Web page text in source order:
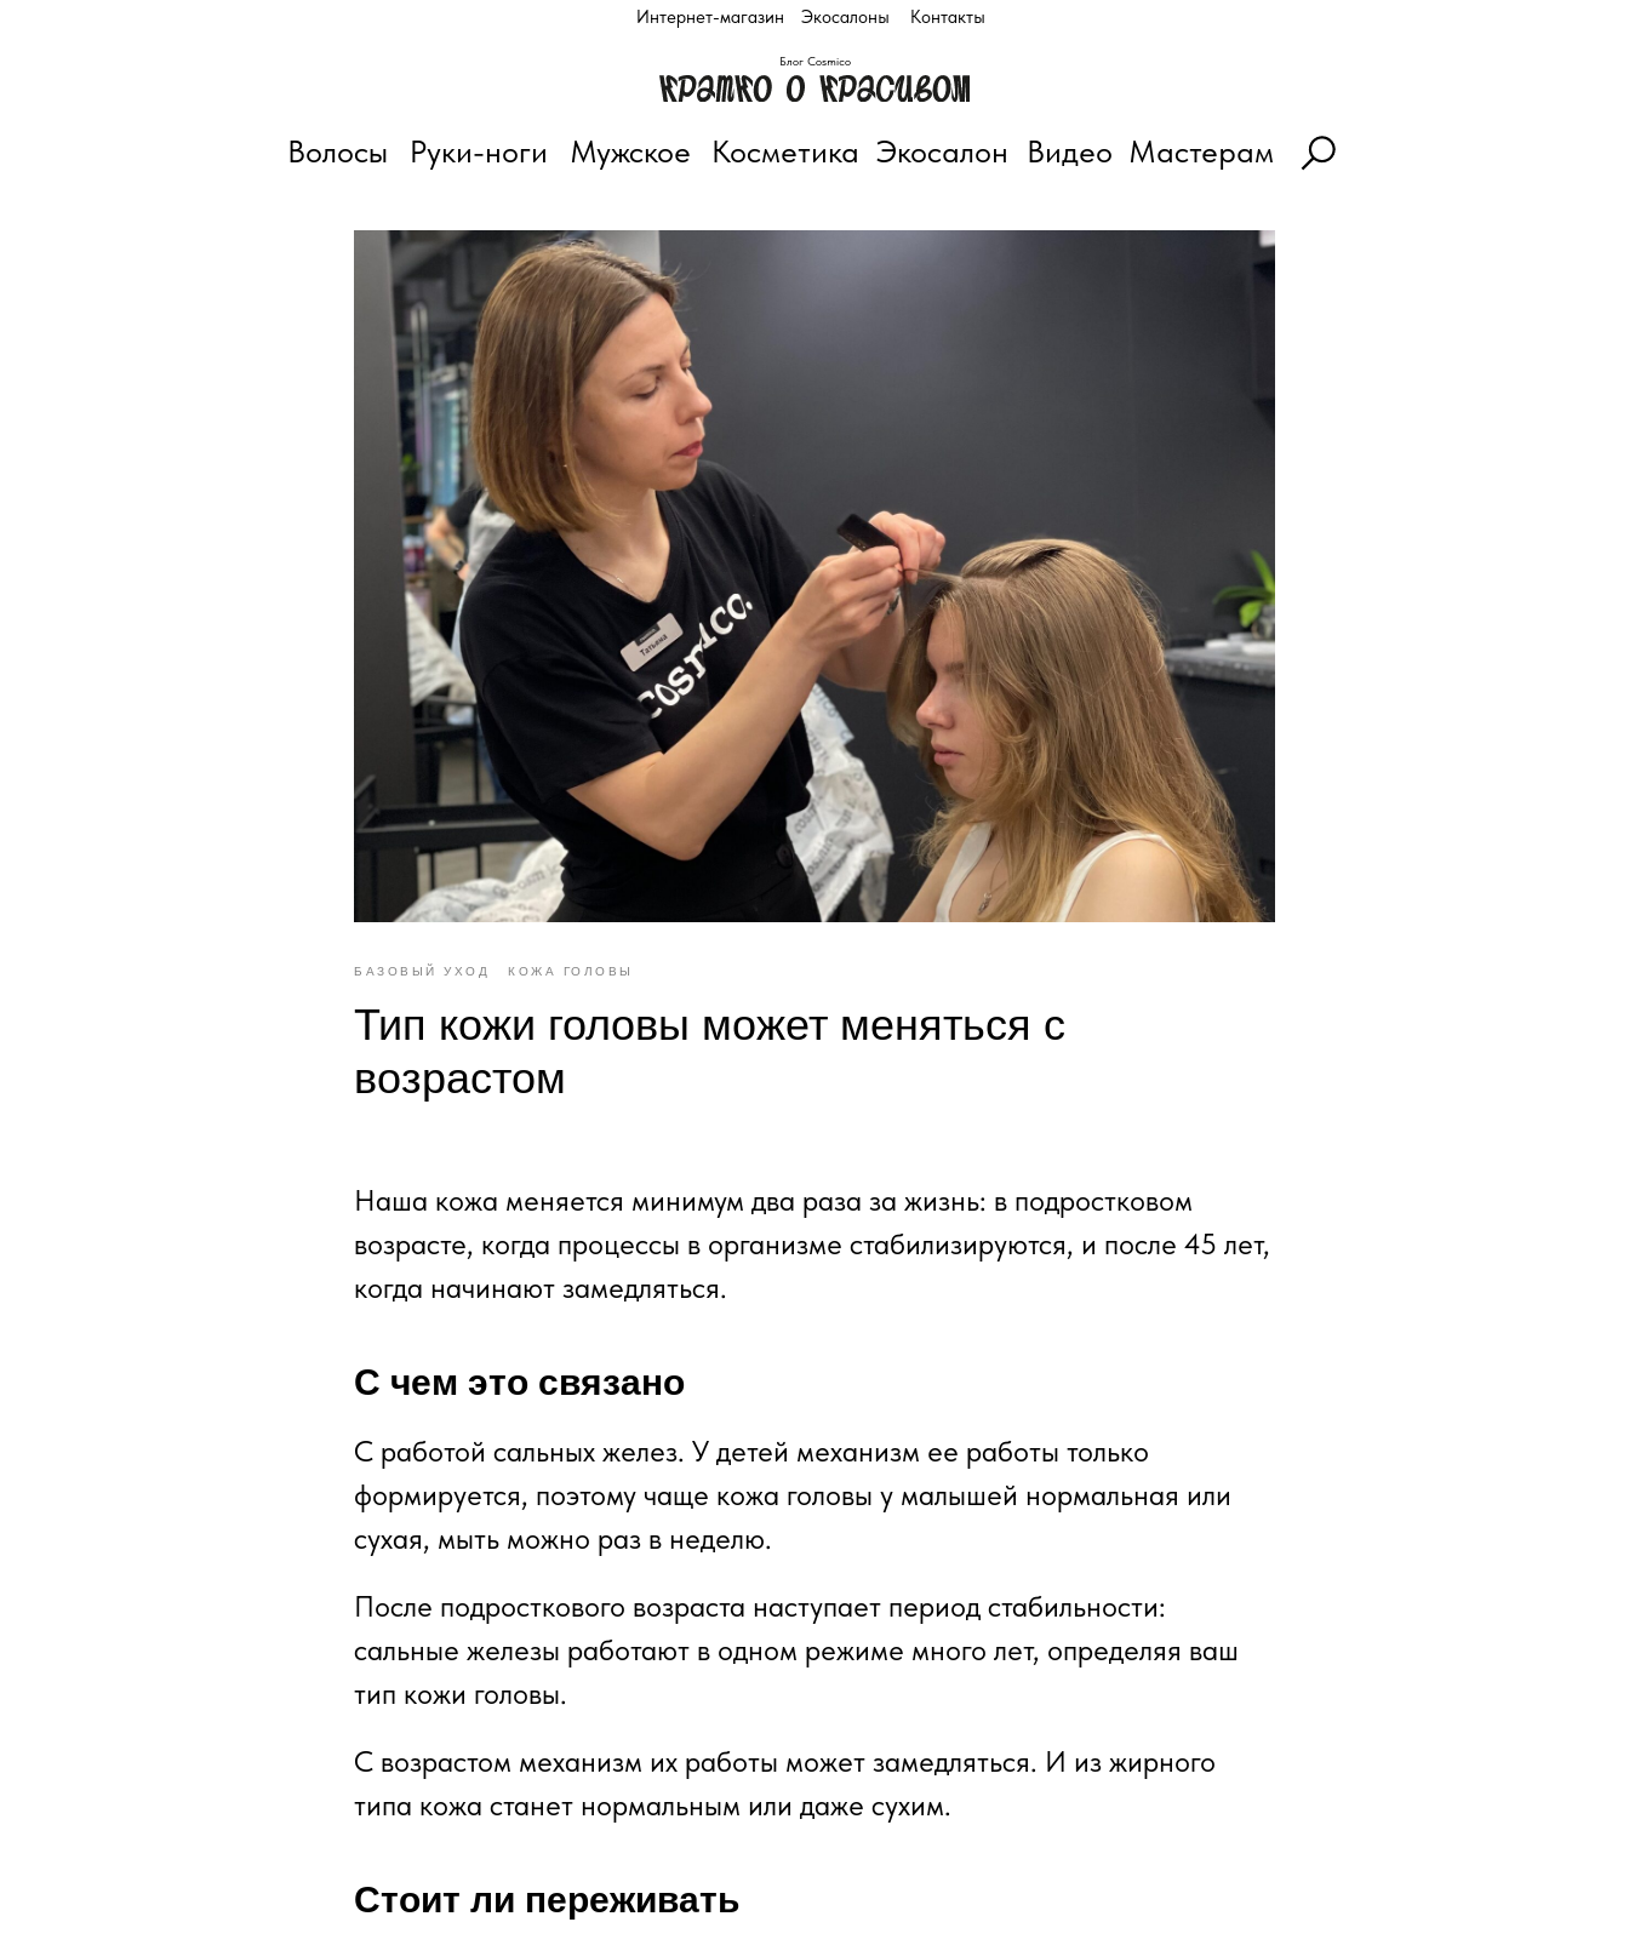
Интернет-магазин Экосалоны Контакты
Блог Cosmico
Мужское Экосалон
Руки-ноги
Волосы Косметика Видео Мастерам
БАЗОВЫЙ УХОД КОЖА ГОЛОВЫ
Тип кожи головы может меняться с
возрастом
Наша кожа меняется минимум два раза за жизнь: в подростковом
возрасте, когда процессы в организме стабилизируются, и после 45 лет,
когда начинают замедляться.
С чем это связано
С работой сальных желез. У детей механизм ее работы только
формируется, поэтому чаще кожа головы у малышей нормальная или
сухая, мыть можно раз в неделю.
После подросткового возраста наступает период стабильности:
сальные железы работают в одном режиме много лет, определяя ваш
тип кожи головы.
С возрастом механизм их работы может замедляться. И из жирного
типа кожа станет нормальным или даже сухим.
Стоит ли переживать